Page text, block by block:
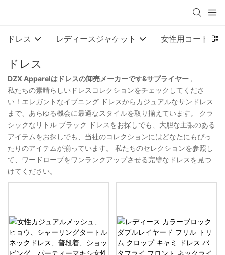
ドレス レディースジャケット 女性用コート
ドレス
DZX Apparelはドレスの卸売メーカーです&サプライヤー ,
私たちの素晴らしいドレスコレクションをチェックしてくださ
い！エレガントなイブニング ドレスからカジュアルなサンドレス
まで、あらゆる機会に最適なスタイルを取り揃えています。 クラ
シックなリトル ブラック ドレスをお探しでも、大胆な主張のある
アイテムをお探しでも、当社のコレクションにはどなたにもぴっ
たりのアイテムが揃っています。 私たちのセレクションを参照し
て、ワードローブをワンランクアップさせる完璧なドレスを見つ
けてください。